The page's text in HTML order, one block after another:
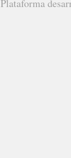
Plataforma